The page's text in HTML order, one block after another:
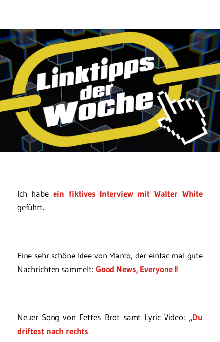
Ich habe ein fiktives Interview mit Walter White
geführt.
Eine sehr schöne Idee von Marco, der einfac mal gute
Nachrichten sammelt: Good News, Everyone I!
Neuer Song von Fettes Brot samt Lyric Video: „Du
driftest nach rechts.